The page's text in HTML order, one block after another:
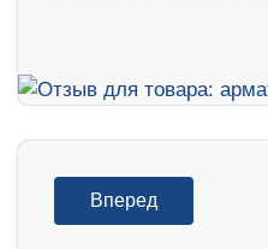
Вперед